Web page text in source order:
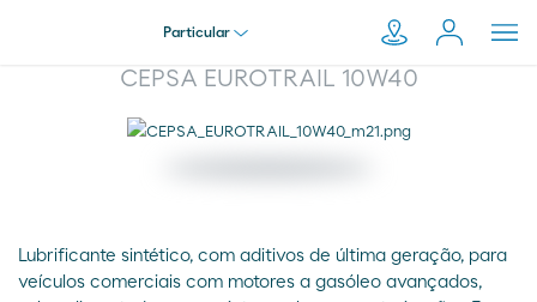
Particular
Distribuidor
CEPSA EUROTRAIL 10W40
Lubrificante sintético, com aditivos de última geração, para
veículos comerciais com motores a gasóleo avançados,